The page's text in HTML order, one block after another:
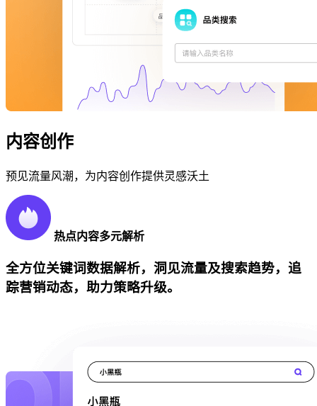
内容创作
预见流量风潮，为内容创作提供灵感沃土
热点内容多元解析
全方位关键词数据解析，洞见流量及搜索趋势，追
踪营销动态，助力策略升级。